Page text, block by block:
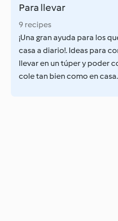
Para llevar
9 recipes
¡Una gran ayuda para los
casa a diario!. Ideas para
llevar en un túper y poder
cole tan bien como en casa.